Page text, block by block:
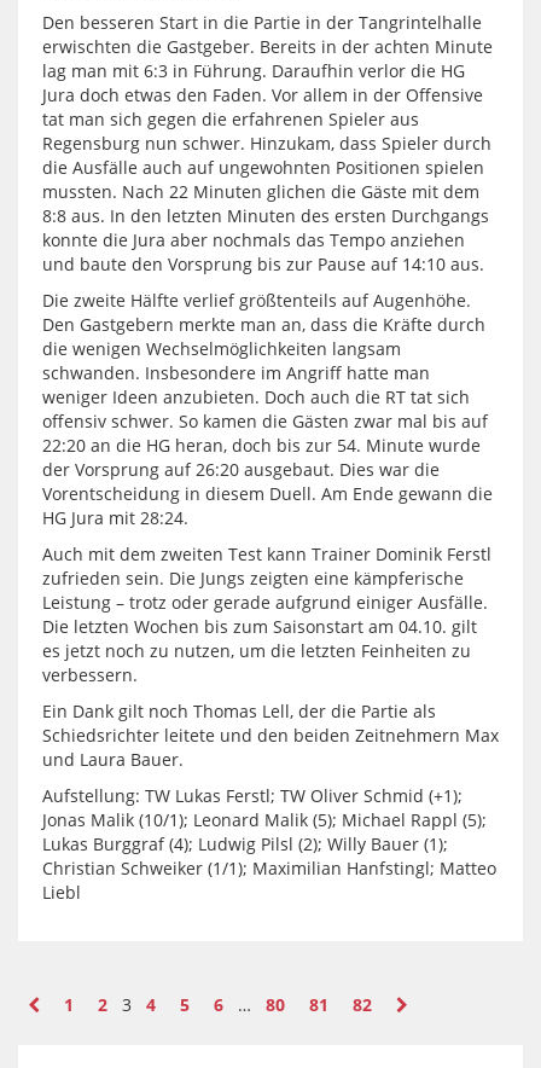
Den besseren Start in die Partie in der Tangrintelhalle
erwischten die Gastgeber. Bereits in der achten Minute
lag man mit 6:3 in Führung. Daraufhin verlor die HG
Jura doch etwas den Faden. Vor allem in der Offensive
tat man sich gegen die erfahrenen Spieler aus
Regensburg nun schwer. Hinzukam, dass Spieler durch
die Ausfälle auch auf ungewohnten Positionen spielen
mussten. Nach 22 Minuten glichen die Gäste mit dem
8:8 aus. In den letzten Minuten des ersten Durchgangs
konnte die Jura aber nochmals das Tempo anziehen
und baute den Vorsprung bis zur Pause auf 14:10 aus.
Die zweite Hälfte verlief größtenteils auf Augenhöhe.
Den Gastgebern merkte man an, dass die Kräfte durch
die wenigen Wechselmöglichkeiten langsam
schwanden. Insbesondere im Angriff hatte man
weniger Ideen anzubieten. Doch auch die RT tat sich
offensiv schwer. So kamen die Gästen zwar mal bis auf
22:20 an die HG heran, doch bis zur 54. Minute wurde
der Vorsprung auf 26:20 ausgebaut. Dies war die
Vorentscheidung in diesem Duell. Am Ende gewann die
HG Jura mit 28:24.
Auch mit dem zweiten Test kann Trainer Dominik Ferstl
zufrieden sein. Die Jungs zeigten eine kämpferische
Leistung – trotz oder gerade aufgrund einiger Ausfälle.
Die letzten Wochen bis zum Saisonstart am 04.10. gilt
es jetzt noch zu nutzen, um die letzten Feinheiten zu
verbessern.
Ein Dank gilt noch Thomas Lell, der die Partie als
Schiedsrichter leitete und den beiden Zeitnehmern Max
und Laura Bauer.
Aufstellung: TW Lukas Ferstl; TW Oliver Schmid (+1);
Jonas Malik (10/1); Leonard Malik (5); Michael Rappl (5);
Lukas Burggraf (4); Ludwig Pilsl (2); Willy Bauer (1);
Christian Schweiker (1/1); Maximilian Hanfstingl; Matteo
Liebl
1 2 3 4 5 6 … 80 81 82